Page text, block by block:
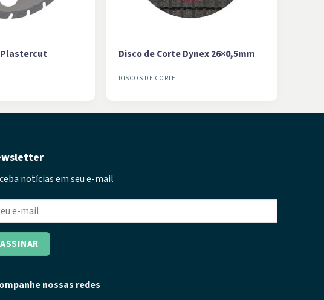
Plastercut
DISCOS DE CORTE
Disco de Corte Dynex 26×0,5mm
notícias em seu e-mail
nossas redes